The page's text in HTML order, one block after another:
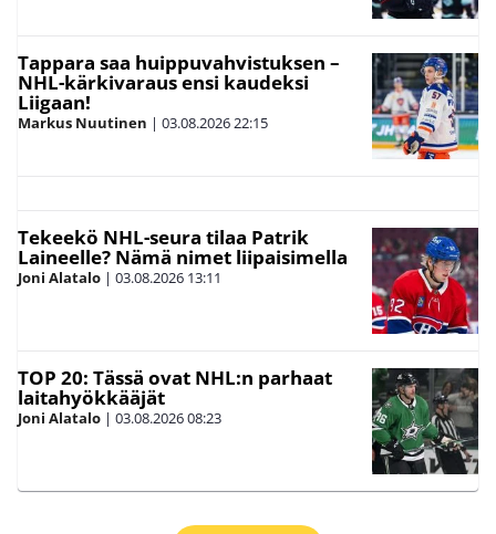
Tappara saa huippuvahvistuksen –
NHL-kärkivaraus ensi kaudeksi
Liigaan!
Markus Nuutinen | 03.08.202622:15
Tekeekö NHL-seura tilaa Patrik
Laineelle? Nämä nimet liipaisimella
Joni Alatalo | 03.08.2026 13:11
TOP 20: Tässä ovat NHL:n parhaat
laitahyökkääjät
Joni Alatalo | 03.08.202608:23